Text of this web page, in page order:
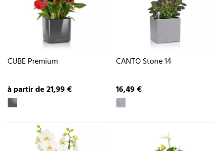
CUBE Premium
à partir de 21,99 €
CANTO Stone 14
16,49 €